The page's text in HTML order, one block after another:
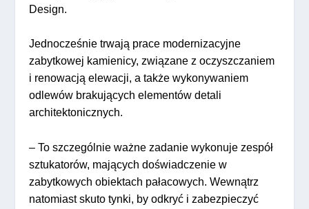
Design.
Jednocześnie trwają prace modernizacyjne
zabytkowej kamienicy, związane z oczyszczaniem
i renowacją elewacji, a także wykonywaniem
odlewów brakujących elementów detali
architektonicznych.
– To szczególnie ważne zadanie wykonuje zespół
sztukatorów, mających doświadczenie w
zabytkowych obiektach pałacowych. Wewnątrz
natomiast skuto tynki, by odkryć i zabezpieczyć